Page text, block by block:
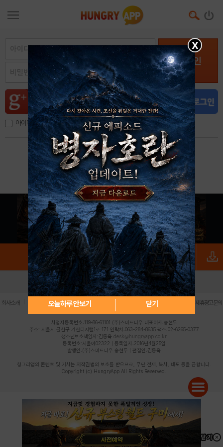
로그인
아이디, 이메일 저장
아이디 / 비밀번호 찾기 회원가입
X
오늘하루 안보기 닫기
로그인 PC버전 전체앱
회사소개 | 개인정보 처리방침 불법촬영물 신고센터 제휴광고문의
사업자등록번호:119-86-61101 (주)스마트나우 대표이사:송현두
주소: 서울시 금천구 가산디지털1로 171 연락처:063-284-8635 팩스:02-6265-0377
청소년보호책임자:김동욱 desk@hungryapp.co.kr
등록번호:서울아02322 | 등록일자:2016년4월25일
발행인:(주)스마트나우 송현두 | 편집인:김동욱
헝그리앱의 콘텐츠 및 기사는 저작권법의 보호를 받으므로, 무단 전재, 복사, 배포 등을 금합니다.
Copyright (c) HungryApp All Rights Reserved.